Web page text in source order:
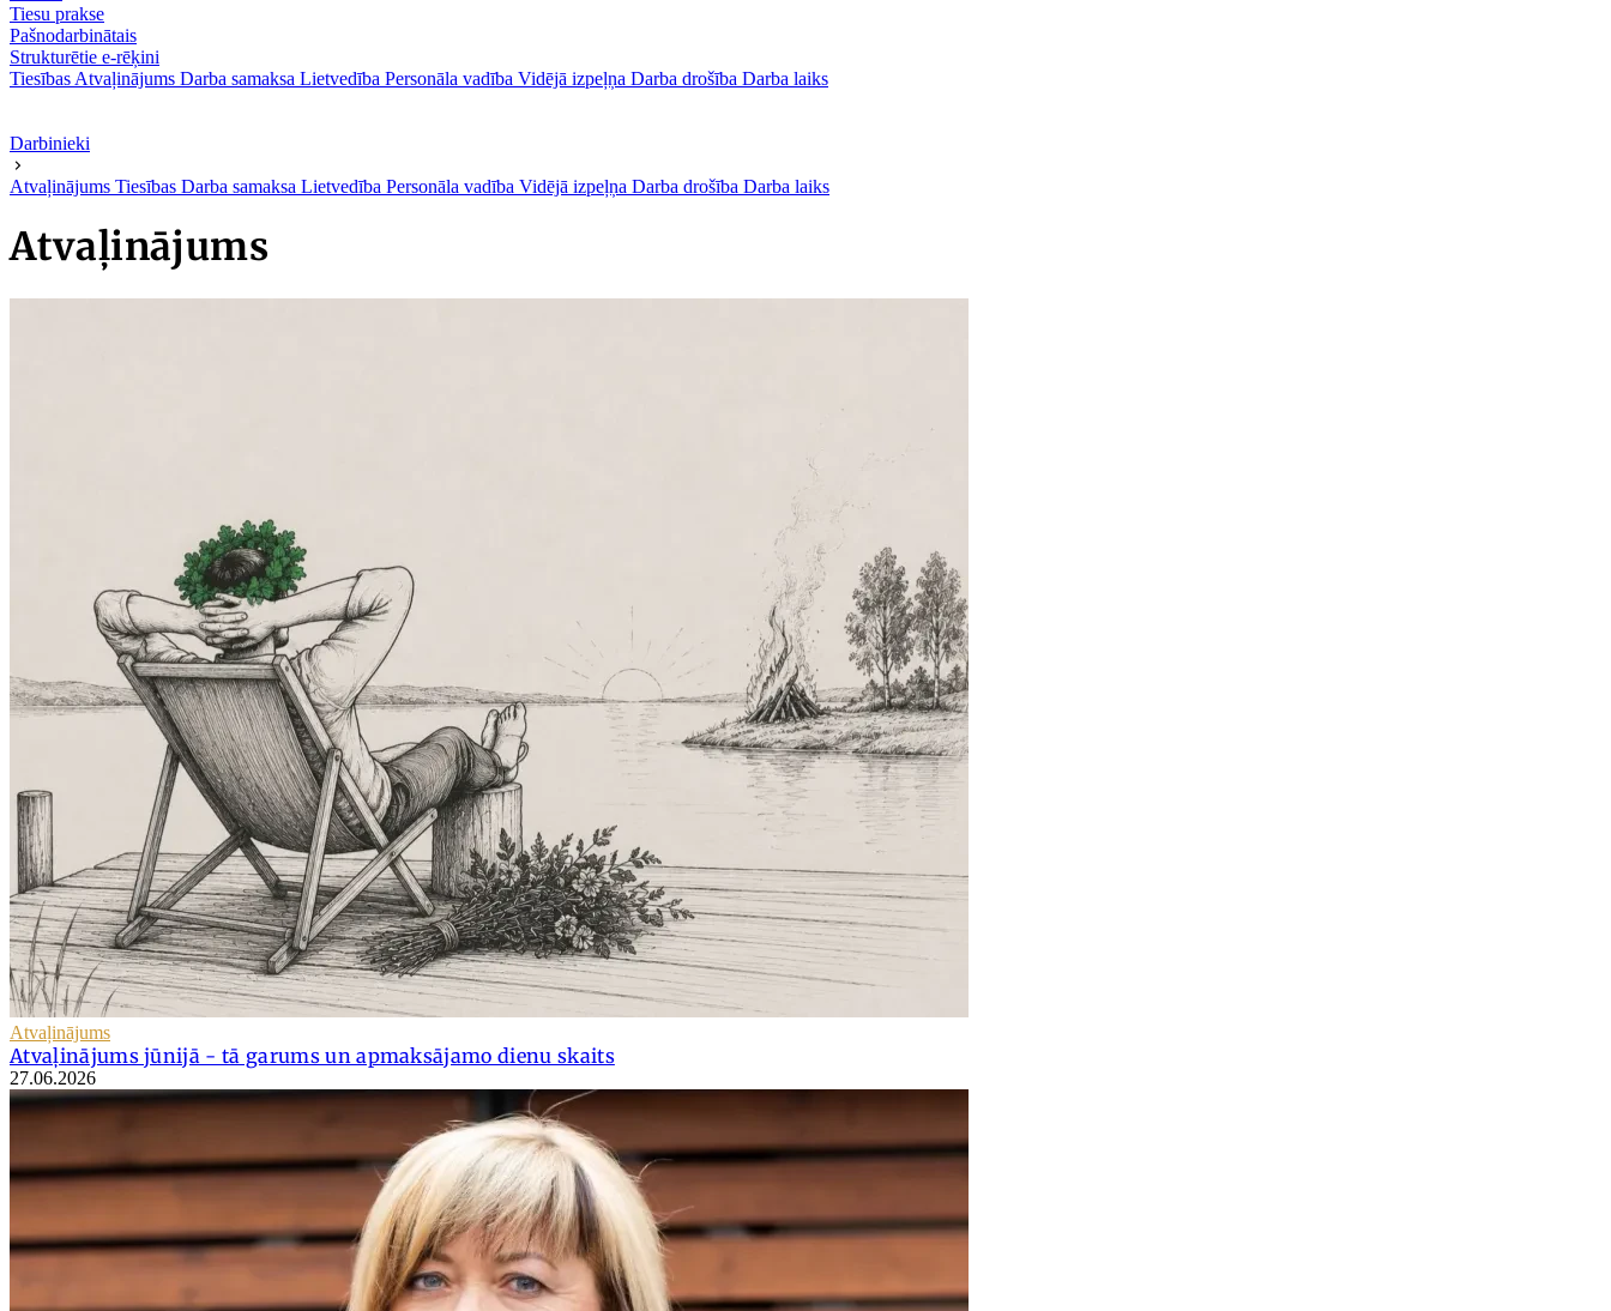
Tiesu prakse
Pašnodarbinātais
Strukturētie e-rēķini
Tiesības Atvaļinājums Darba samaksa Lietvedība Personāla vadība Vidējā izpeļņa Darba drošība Darba laiks
Darbinieki
Atvaļinājums Tiesības Darba samaksa Lietvedība Personāla vadība Vidējā izpeļņa Darba drošība Darba laiks
Atvaļinājums
Atvaļinājums
Atvaļinājums jūnijā - tā garums un apmaksājamo dienu skaits
27.06.2026